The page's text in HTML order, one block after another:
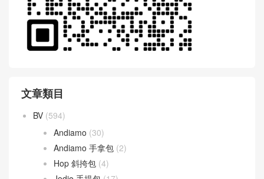
文章類目
BV (594)
Andiamo (30)
Andiamo 手拿包 (2)
Hop 斜挎包 (4)